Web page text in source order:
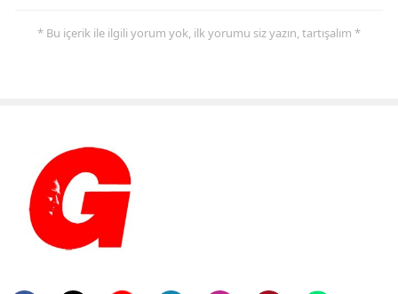
* Bu içerik ile ilgili yorum yok, ilk yorumu siz yazın, tartışalım *